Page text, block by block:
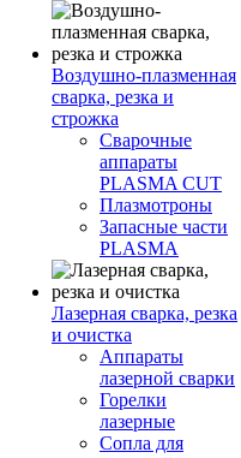
Воздушно-плазменная
сварка, резка и
строжка
Сварочные
аппараты
PLASMA CUT
Плазмотроны
Запасные части
PLASMA
Лазерная сварка, резка
и очистка
Аппараты
лазерной сварки
Горелки
лазерные
Сопла для